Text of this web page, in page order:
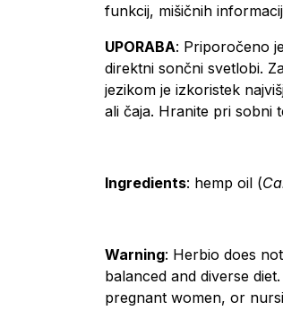
funkcij, mišičnih
UPORABA: Priporočeno
direktni sončni svetlobi.
jezikom je izkoristek
ali čaja. Hranite pri sobni
Ingredients: hemp oil (
Warning: Herbio does
balanced and diverse
pregnant women, or